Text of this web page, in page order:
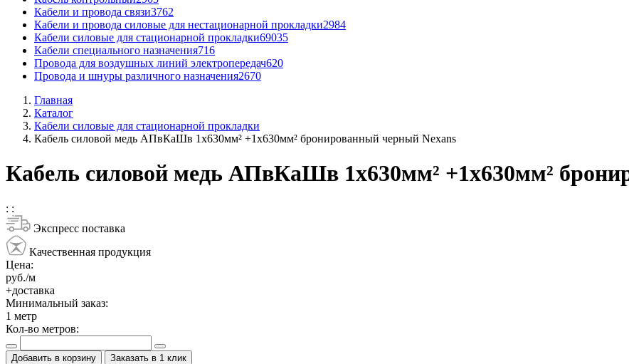
Кабели и провода связи3762
Кабели и провода силовые для нестационарной прокладки2984
Кабели силовые для стационарной прокладки69035
Кабели специального назначения716
Провода для воздушных линий электропередач620
Провода и шнуры различного назначения2670
Главная
Каталог
Кабели силовые для стационарной прокладки
Кабель силовой медь АПвКаШв 1x630мм² +1x630мм² бронированный черный Nexans
Кабель силовой медь АПвКаШв 1x630мм² +1x630мм²
: :
Экспресс поставка
Качественная продукция
Цена:
руб./м
+доставка
Минимальный заказ:
1 метр
Кол-во метров:
Добавить в корзину Заказать в 1 клик